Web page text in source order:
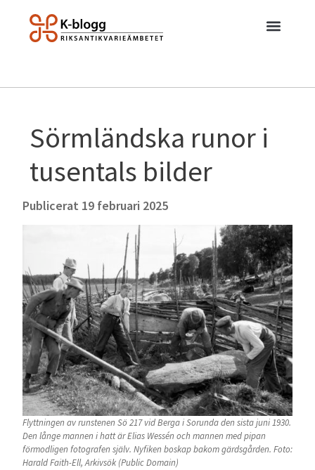
Sörmländska runor i
tusentals bilder
Publicerat 19 februari 2025
Flyttningen av runstenen Sö 217 vid Berga i Sorunda den sista juni 1930.
Den långe mannen i hatt är Elias Wessén och mannen med pipan
förmodligen fotografen själv. Nyfiken boskap bakom gärdsgården. Foto:
Harald Faith-Ell, Arkivsök (Public Domain)